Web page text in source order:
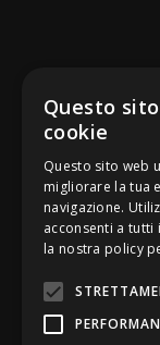
Be Bankers è
Questo
cookie
Questo sito web
migliorare la tua
navigazione.
acconsenti a
la nostra policy